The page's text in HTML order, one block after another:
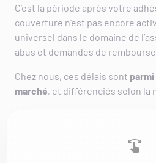
C’est la période après votre
couverture n’est pas encore
universel dans le domaine de
abus et demandes de
Chez nous, ces délais sont
marché, et différenciés selon la